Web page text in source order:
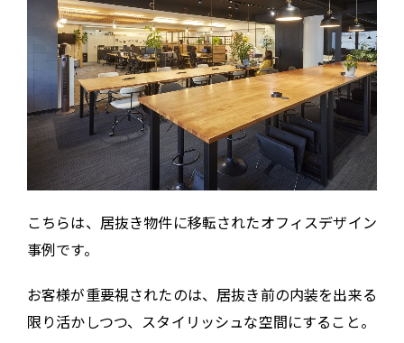
こちらは、居抜き物件に移転されたオフィスデザイン
事例です。
お客様が重要視されたのは、居抜き前の内装を出来る
限り活かしつつ、スタイリッシュな空間にすること。